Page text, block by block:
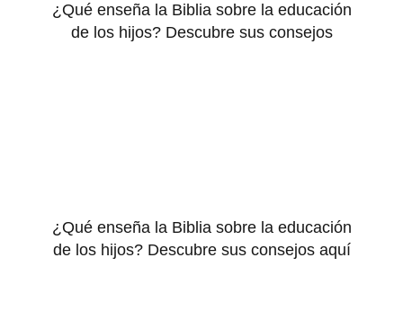
¿Qué enseña la Biblia sobre la educación
de los hijos? Descubre sus consejos
¿Qué enseña la Biblia sobre la educación
de los hijos? Descubre sus consejos aquí